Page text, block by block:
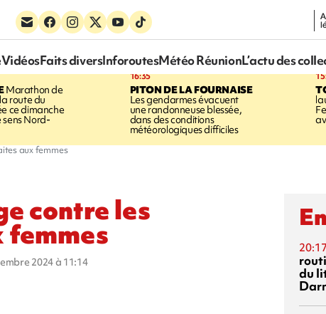
VidéosFaits diversInforoutesMétéo RéunionL’actu des
Marathon de
route du
ce dimanche
sens Nord-
16:35
PITON DE LA FOURNAISE
Les gendarmes évacuent
une randonneuse blessée,
dans des conditions
météorologiques difficiles
aux femmes
contre les
femmes
2024 à 11:14
20:17
du